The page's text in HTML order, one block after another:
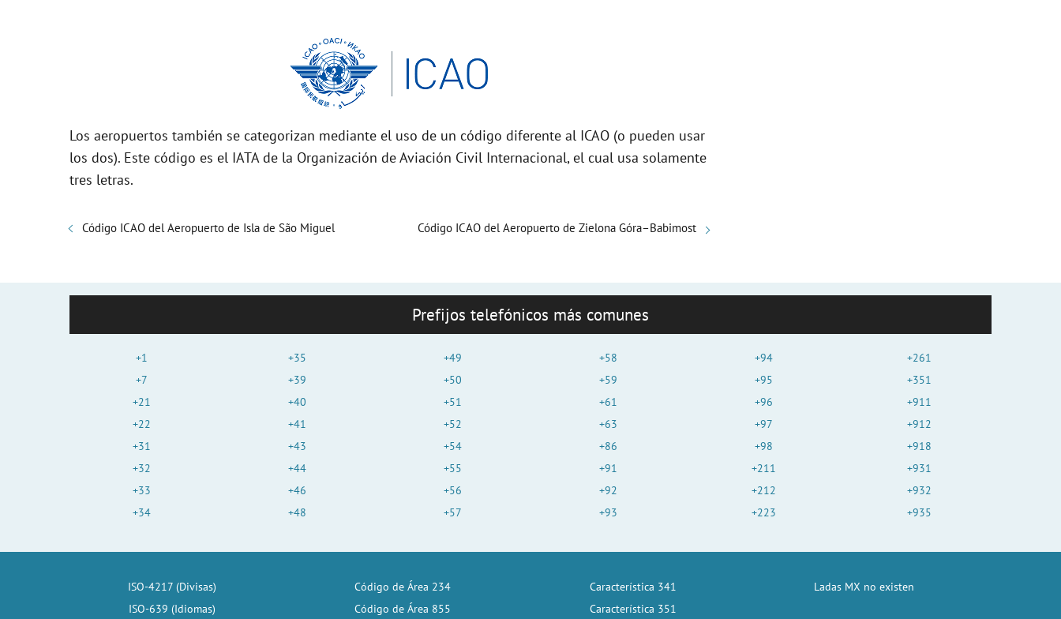
i
e
o
Los aeropuertos también se categorizan mediante el uso de un código diferente al ICAO (o pueden usar
los dos). Este código es el IATA de la Organización de Aviación Civil Internacional, el cual usa solamente
tres letras.
Código ICAO del Aeropuerto de Isla de São Miguel Código ICAO del Aeropuerto de Zielona Góra–Babimost
Prefijos telefónicos más comunes
+1
+7
+21
+22
+31
+32
+33
+34
+35
+39
+40
+41
+43
+44
+46
+48
+49
+50
+51
+52
+54
+55
+56
+57
+58
+59
+61
+63
+86
+91
+92
+93
+94
+95
+96
+97
+98
+211
+212
+223
+261
+351
+911
+912
+918
+931
+932
+935
ISO-4217 (Divisas)
ISO-639 (Idiomas)
Código de Área 234
Código de Área 855
Característica 341
Característica 351
Ladas MX no existen